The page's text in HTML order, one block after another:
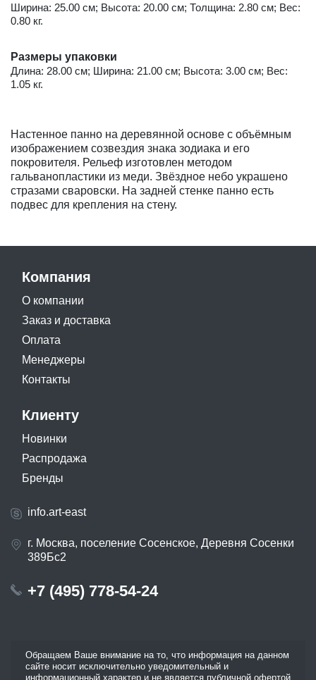
Ширина: 25.00 см; Высота: 20.00 см; Толщина: 2.80 см; Вес:
0.80 кг.
Размеры упаковки
Длина: 28.00 см; Ширина: 21.00 см; Высота: 3.00 см; Вес:
1.05 кг.
Настенное панно на деревянной основе с объёмным
изображением созвездия знака зодиака и его
покровителя. Рельеф изготовлен методом
гальванопластики из меди. Звёздное небо украшено
стразами сваровски. На задней стенке панно есть
подвес для крепления на стену.
Компания
О компании
Заказ и доставка
Оплата
Менеджеры
Контакты
Клиенту
Новинки
Распродажа
Бренды
info.art-east
г. Москва, поселение Сосенское, Деревня Сосенки
389Бс2
+7 (495) 778-54-24
Обращаем Ваше внимание на то, что информация на данном
сайте носит исключительно уведомительный и
информационный характер и не является публичной офертой